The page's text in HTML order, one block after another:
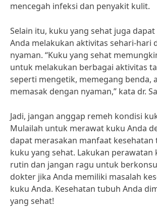
mencegah infeksi dan penyakit kulit.
Selain itu, kuku yang sehat juga
Anda melakukan aktivitas sehari-hari
nyaman. “Kuku yang sehat
untuk melakukan berbagai aktivitas
seperti mengetik, memegang benda,
memasak dengan nyaman,” kata dr.
Jadi, jangan anggap remeh kondisi
Mulailah untuk merawat kuku Anda
dapat merasakan manfaat kesehatan
kuku yang sehat. Lakukan perawatan
rutin dan jangan ragu untuk
dokter jika Anda memiliki masalah
kuku Anda. Kesehatan tubuh Anda
yang sehat!